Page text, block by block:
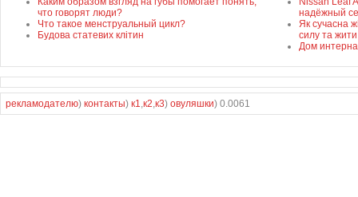
что говорят люди?
Что такое менструальный цикл?
Будова статевих клітин
надёжный
Як сучасна
силу та жити
Дом
рекламодателю) контакты) к1,к2,к3) овуляшки) 0.0061